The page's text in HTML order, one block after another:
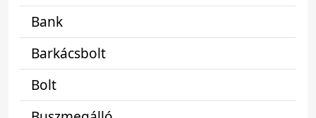
Bank
Barkácsbolt
Bolt